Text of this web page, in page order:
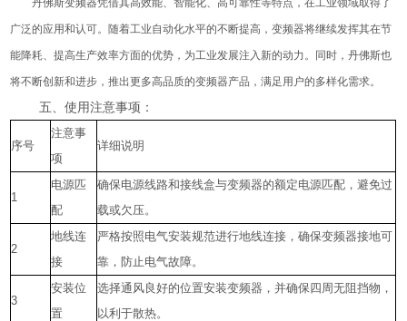
丹佛斯变频器凭借其高效能、智能化、高可靠性等特点，在工业领域取得了
广泛的应用和认可。随着工业自动化水平的不断提高，变频器将继续发挥其在节
能降耗、提高生产效率方面的优势，为工业发展注入新的动力。同时，丹佛斯也
将不断创新和进步，推出更多高品质的变频器产品，满足用户的多样化需求。
五、使用注意事项：
序号
注意事
项
详细说明
1
电源匹
配
确保电源线路和接线盒与变频器的额定电源匹配，避免过
载或欠压。
2
地线连
接
严格按照电气安装规范进行地线连接，确保变频器接地可
靠，防止电气故障。
3
安装位
置
选择通风良好的位置安装变频器，并确保四周无阻挡物，
以利于散热。